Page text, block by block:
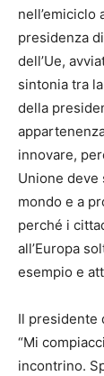
presidenza
dell’Ue,
sintonia tra
della
innovare,
Unione deve
mondo e a
perché i
all’Europa
esempio e
Il presidente
“Mi
incontrino.